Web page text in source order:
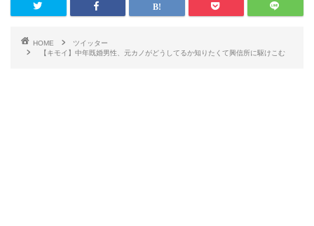
HOME
ツイッター
【キモイ】中年既婚男性、元カノがどうしてるか知りたくて興信所に駆けこむ